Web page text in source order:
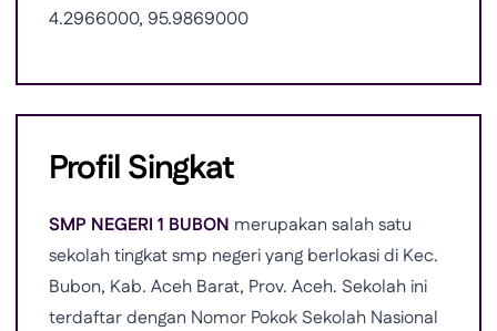
4.2966000, 95.9869000
Profil Singkat
SMP NEGERI 1 BUBON merupakan salah satu
sekolah tingkat smp negeri yang berlokasi di Kec.
Bubon, Kab. Aceh Barat, Prov. Aceh. Sekolah ini
terdaftar dengan Nomor Pokok Sekolah Nasional